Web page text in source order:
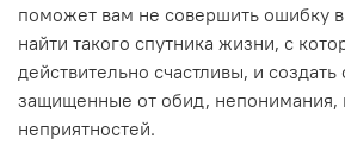
поможет вам не совершить ошибку
найти такого спутника жизни, с
действительно счастливы, и
защищенные от обид, непонимания,
неприятностей.